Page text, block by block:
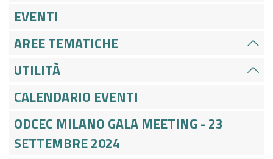
EVENTI
AREE TEMATICHE
UTILITÀ
CALENDARIO EVENTI
ODCEC MILANO GALA MEETING - 23
SETTEMBRE 2024